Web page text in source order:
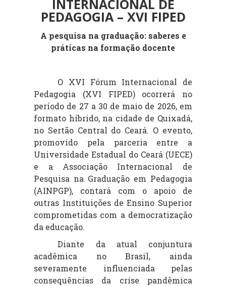
INTERNACIONAL DE
PEDAGOGIA – XVI FIPED
A pesquisa na graduação: saberes e
práticas na formação docente
O XVI Fórum Internacional de
Pedagogia (XVI FIPED) ocorrerá no
período de 27 a 30 de maio de 2026, em
formato híbrido, na cidade de Quixadá,
no Sertão Central do Ceará. O evento,
promovido pela parceria entre a
Universidade Estadual do Ceará (UECE)
e a Associação Internacional de
Pesquisa na Graduação em Pedagogia
(AINPGP), contará com o apoio de
outras Instituições de Ensino Superior
comprometidas com a democratização
da educação.
Diante da atual conjuntura
acadêmica no Brasil, ainda
severamente influenciada pelas
consequências da crise pandêmica